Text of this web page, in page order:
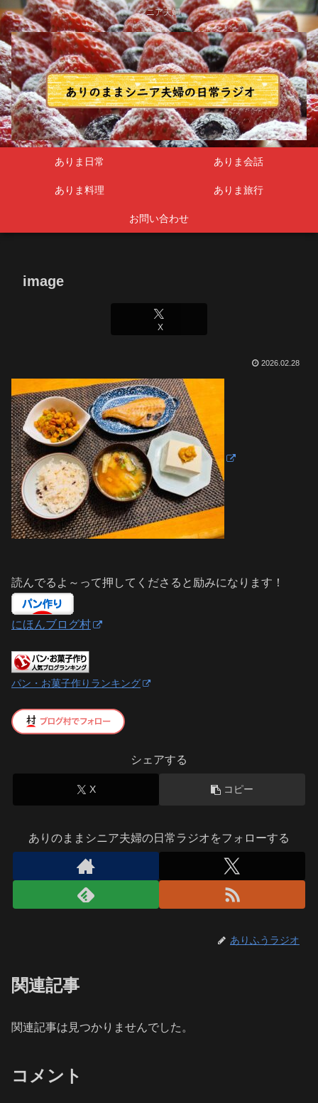
シニア夫婦
ありま日常 ありま会話
ありま料理 ありま旅行
お問い合わせ
image
X
2026.02.28
読んでるよ～って押してくださると励みになります！
にほんブログ村
パン・お菓子作りランキング
シェアする
X コピー
ありのままシニア夫婦の日常ラジオをフォローする
ありふうラジオ
関連記事
関連記事は見つかりませんでした。
コメント